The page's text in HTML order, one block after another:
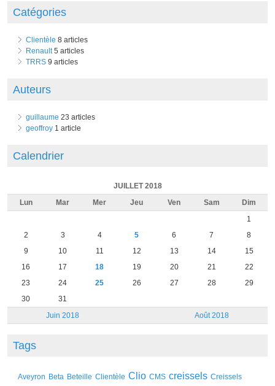
Catégories
Clientèle 8 articles
Renault5 articles
TRRS 9 articles
Auteurs
guillaume 23 articles
geoffroy 1 article
Calendrier
JUILLET 2018
Lun
Mar Mer Jeu Ven Sam Dim
Juin 2018 Août 2018
1
2
3 4 5 6 7
8
9
10 11 12 13 14
15
16
17 18 19 20 21
22
23
24 25 26 27 28
29
30
31
Tags
Aveyron Beta Beteille Clientèle Clio CMS creissels Creissels